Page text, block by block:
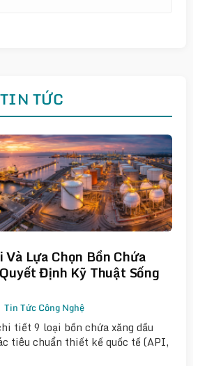
TỨC
Và Lựa Chọn Bồn Chứa
Định Kỹ Thuật Sống
Tin Tức Công Nghệ
tiết 9 loại bồn chứa xăng dầu
tiêu chuẩn thiết kế quốc tế (API,